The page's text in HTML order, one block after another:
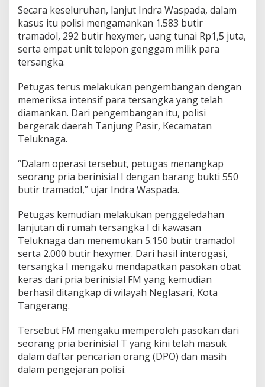
g
a
n
N
a
b
a
I
l
l
Secara keseluruhan, lanjut Indra Waspada, dalam
kasus itu polisi mengamankan 1.583 butir
tramadol, 292 butir hexymer, uang tunai Rp1,5 juta,
serta empat unit telepon genggam milik para
tersangka.
Petugas terus melakukan pengembangan dengan
memeriksa intensif para tersangka yang telah
diamankan. Dari pengembangan itu, polisi
bergerak daerah Tanjung Pasir, Kecamatan
Teluknaga.
“Dalam operasi tersebut, petugas menangkap
seorang pria berinisial I dengan barang bukti 550
butir tramadol,” ujar Indra Waspada.
Petugas kemudian melakukan penggeledahan
lanjutan di rumah tersangka I di kawasan
Teluknaga dan menemukan 5.150 butir tramadol
serta 2.000 butir hexymer. Dari hasil interogasi,
tersangka I mengaku mendapatkan pasokan obat
keras dari pria berinisial FM yang kemudian
berhasil ditangkap di wilayah Neglasari, Kota
Tangerang.
Tersebut FM mengaku memperoleh pasokan dari
seorang pria berinisial T yang kini telah masuk
dalam daftar pencarian orang (DPO) dan masih
dalam pengejaran polisi.